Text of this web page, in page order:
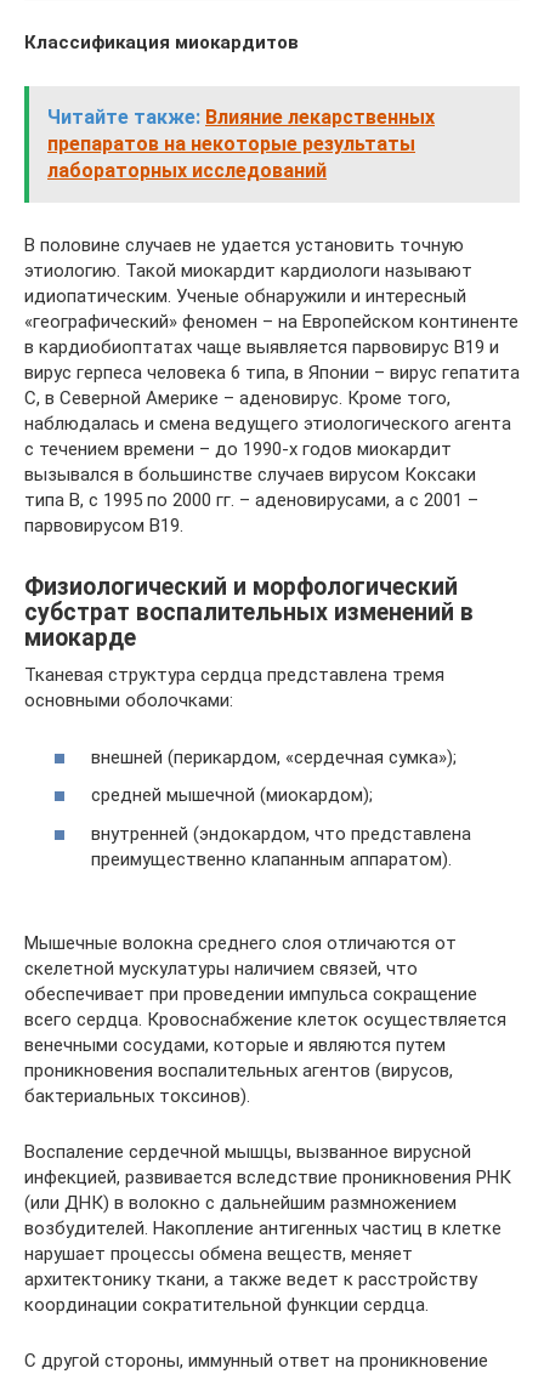
Классификация миокардитов
Читайте также: Влияние лекарственных
препаратов на некоторые результаты
лабораторных исследований
В половине случаев не удается установить точную
этиологию. Такой миокардит кардиологи называют
идиопатическим. Ученые обнаружили и интересный
«географический» феномен – на Европейском континенте
в кардиобиоптатах чаще выявляется парвовирус В19 и
вирус герпеса человека 6 типа, в Японии – вирус гепатита
С, в Северной Америке – аденовирус. Кроме того,
наблюдалась и смена ведущего этиологического агента
с течением времени – до 1990-х годов миокардит
вызывался в большинстве случаев вирусом Коксаки
типа В, с 1995 по 2000 гг. – аденовирусами, а с 2001 –
парвовирусом В19.
Физиологический и морфологический
субстрат воспалительных изменений в
миокарде
Тканевая структура сердца представлена тремя
основными оболочками:
внешней (перикардом, «сердечная сумка»);
средней мышечной (миокардом);
внутренней (эндокардом, что представлена
преимущественно клапанным аппаратом).
Мышечные волокна среднего слоя отличаются от
скелетной мускулатуры наличием связей, что
обеспечивает при проведении импульса сокращение
всего сердца. Кровоснабжение клеток осуществляется
венечными сосудами, которые и являются путем
проникновения воспалительных агентов (вирусов,
бактериальных токсинов).
Воспаление сердечной мышцы, вызванное вирусной
инфекцией, развивается вследствие проникновения РНК
(или ДНК) в волокно с дальнейшим размножением
возбудителей. Накопление антигенных частиц в клетке
нарушает процессы обмена веществ, меняет
архитектонику ткани, а также ведет к расстройству
координации сократительной функции сердца.
С другой стороны, иммунный ответ на проникновение